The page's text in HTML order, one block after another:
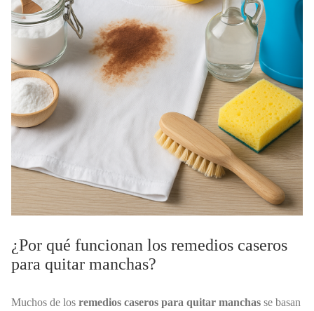
¿Por qué funcionan los remedios caseros
para quitar manchas?
Muchos de los remedios caseros para quitar manchas se basan